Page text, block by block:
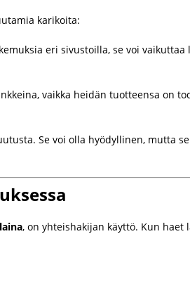
karikoita:
eri sivustoilla, se voi
vaikka heidän tuotteensa on
Se voi olla hyödyllinen, mutta
, on yhteishakijan käyttö. Kun haet